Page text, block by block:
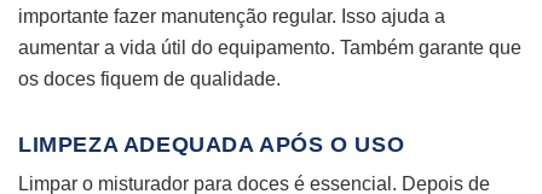
importante fazer manutenção regular. Isso ajuda a
aumentar a vida útil do equipamento. Também garante que
os doces fiquem de qualidade.
LIMPEZA ADEQUADA APÓS O USO
Limpar o misturador para doces é essencial. Depois de